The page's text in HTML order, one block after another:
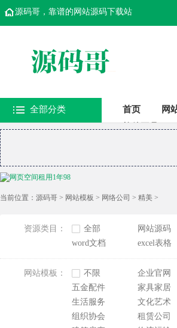
源码哥，靠谱的网站源码下载站
全部分类 首页 网
当前位置： 源码哥 > 网站模板 > 网络公司 > 精美 >
资源类目： 全部 网站源码
word文档
excel表格
网站模板： 不限 企业官网
五金配件
家具家居
生活服务
文化艺术
组织协会
租赁公司